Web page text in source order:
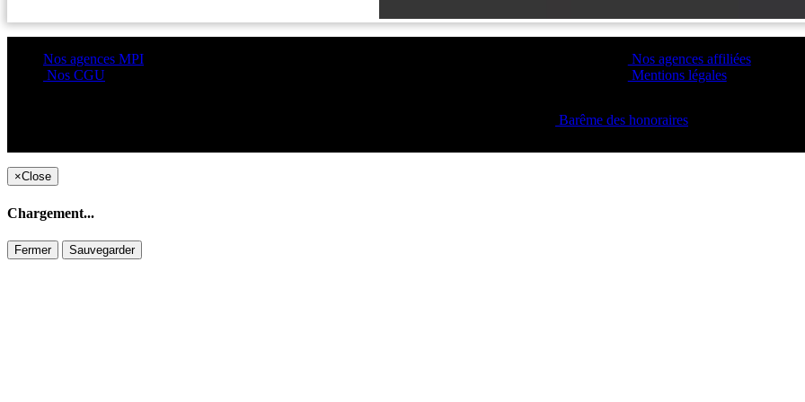
Nos agences MPI
Nos CGU
Nos agences affiliées
Mentions légales
Barême des honoraires
×Close
Chargement...
Fermer Sauvegarder